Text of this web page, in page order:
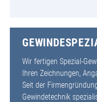
Wir fertigen Spezial-
Ihren Zeichnungen,
Seit der
Gewindetechnik